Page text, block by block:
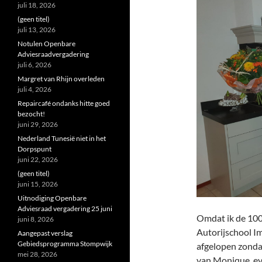
Omdat ik de
Autorijschool
afgelopen
juli 18, 2026
(geen titel)
juli 13, 2026
Notulen Openbare
Adviesraadvergadering
juli 6, 2026
Margret van Rhijn overleden
juli 4, 2026
Repaircafé ondanks hitte goed
bezocht!
juni 29, 2026
Nederland Tunesië niet in het
Dorpspunt
juni 22, 2026
(geen titel)
juni 15, 2026
Uitnodiging Openbare
Adviesraad vergadering 25 juni
juni 8, 2026
Aangepast verslag
Gebiedsprogramma Stompwijk
mei 28, 2026